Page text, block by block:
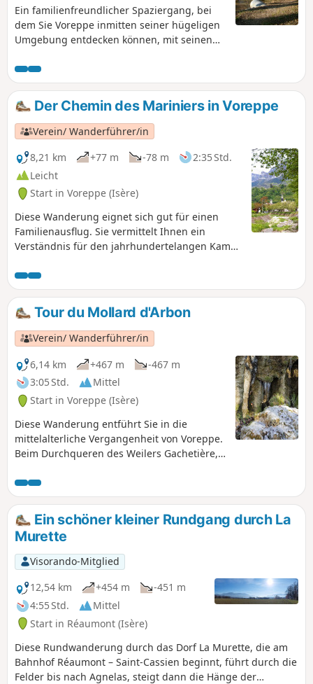
Ein familienfreundlicher Spaziergang, bei
dem Sie Voreppe inmitten seiner hügeligen
Umgebung entdecken können, mit seinen
bewachsenen Hängen und dem
Klarissenkloster. Wanderweg Nr. 1 der
„Sentiers de Chartreuse Occidentale“ Dieser
Weg birgt jedoch die für Berg- und
Waldwege typischen Gegehen
(herabfallende Äste und Überlaufen der
Roize am „Pas Japonais“ usw.).
Der Chemin des Mariniers in Voreppe
Verein/ Wanderführer/in
8,21 km
+77 m -78 m
2:35 Std.
Leicht
Start in Voreppe (Isère)
Diese Wanderung eignet sich gut für einen
Familienausflug. Sie vermittelt Ihnen ein
Verständnis für den jahrhundertelangen Kampf
Überschwemmungen ihrer beiden wichtigsten
Flüsse, der Roize und der Isère. Diese waren
über Jahrhunderte hinweg auch eine Quelle des
Reichtums. Die Roize trieb zahlreiche Mühlen,
Sägewerke und Schmiedehämmer an. Die Isère,
bis zum Aufkommen der Eisenbahn die
wichtigste Verkehrsverbindung nach Süden, bot
den Schiffern Arbeit. Wanderweg Nr. 12
„Sentiers de Chartreuse Occidentale“. Dies ist
der einzige Weg dieser Reihe, der keine
Rundwanderung ist, um den von vielen
Radfahrern frequentierten Radweg zu
vermeiden.
Tour du Mollard d'Arbon
Verein/ Wanderführer/in
6,14 km
+467 m
-467 m
3:05 Std.
Mittel
Start in Voreppe (Isère)
Diese Wanderung entführt Sie in die
mittelalterliche Vergangenheit von Voreppe.
Beim Durchqueren des Weilers Gachetière,
kann man die Ruinen des Château Vieux, der
ehemaligen Burg der Herzöge von
Dauphiné, erblicken. Es ist auch eine
Entdeckungstour durch die Hänge, wo sich
steile Schluchten, die im Frühling nach
Bärlauch duften, Bäche, alte Köhlgruben
und Aussichtspunkte abwechseln.
Wanderweg Nr. 5 der Wanderwege der
westlichen Chartreuse. Dieser Weg birgt die
für Berg- und Waldwege typischen Gegehen
(herabfallende Äste, umstürzende Bäume,
Schlammlawinen, Steinschlag, Schluchten).
Ein schöner kleiner Rundgang durch La
Murette
Visorando-Mitglied
12,54 km
+454 m
-451 m
4:55 Std.
Mittel
Start in Réaumont (Isère)
Diese Rundwanderung durch das Dorf La Murette, die am
Bahnhof Réaumont – Saint-Cassien beginnt, führt durch die
Felder bis nach Agnelas, steigt dann die Hänge der